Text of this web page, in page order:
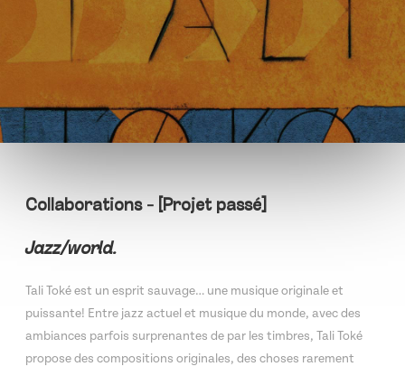
Collaborations - [Projet passé]
Jazz/world.
Tali Toké est un esprit sauvage… une musique originale et
puissante! Entre jazz actuel et musique du monde, avec des
ambiances parfois surprenantes de par les timbres, Tali Toké
propose des compositions originales, des choses rarement